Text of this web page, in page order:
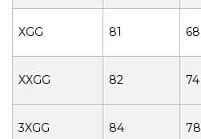
XGG 81 68
XXGG 82 74
3XGG 84 78